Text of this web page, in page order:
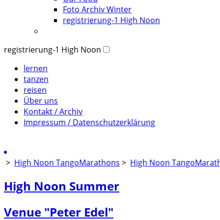
Foto Archiv Winter
registrierung-1 High Noon
registrierung-1 High Noon
lernen
tanzen
reisen
Über uns
Kontakt / Archiv
Impressum / Datenschutzerklärung
> High Noon TangoMarathons > High Noon
High Noon Summer
Venue "Peter Edel"